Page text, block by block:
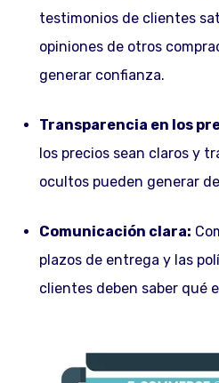
testimonios de clientes
opiniones de otros
generar confianza.
Transparencia en los
los precios sean claros y
ocultos pueden generar
Comunicación clara:
plazos de entrega y las
clientes deben saber qué